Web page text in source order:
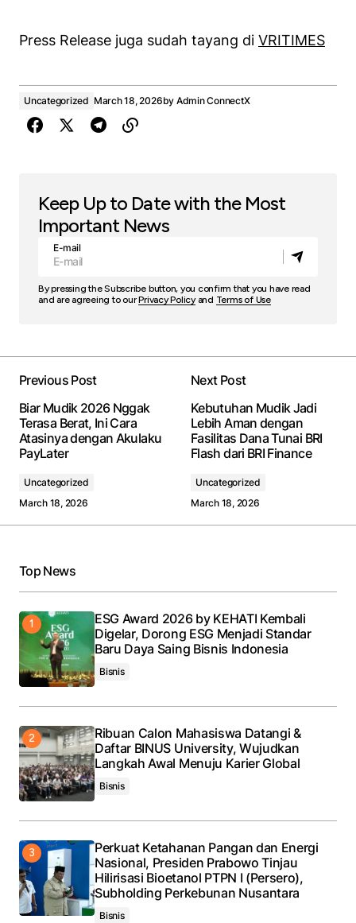
Press Release juga sudah tayang di VRITIMES
Uncategorized March 18, 2026by Admin ConnectX
Keep Up to Date with the Most
Important News
E-mail
By pressing the Subscribe button, you confirm that you have read
and are agreeing to ourPrivacy Policyand Terms of Use
Previous Post
Biar Mudik 2026 Nggak
Terasa Berat, Ini Cara
Atasinya dengan Akulaku
PayLater
Uncategorized
March 18, 2026
Next Post
Kebutuhan Mudik Jadi
Lebih Aman dengan
Fasilitas Dana Tunai BRI
Flash dari BRI Finance
Uncategorized
March 18, 2026
Top News
ESG Award 2026 by KEHATI Kembali
Digelar, Dorong ESG Menjadi Standar
Baru Daya Saing Bisnis Indonesia
Bisnis
Ribuan Calon Mahasiswa Datangi &
Daftar BINUS University, Wujudkan
Langkah Awal Menuju Karier Global
Bisnis
Perkuat Ketahanan Pangan dan Energi
Nasional, Presiden Prabowo Tinjau
Hilirisasi Bioetanol PTPN I (Persero),
Subholding Perkebunan Nusantara
Bisnis